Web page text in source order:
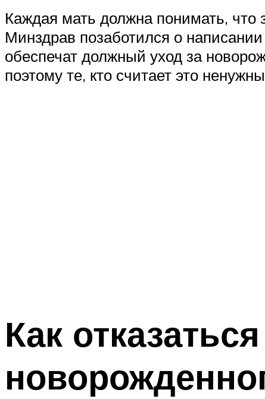
Каждая мать должна понимать, что
Минздрав позаботился о
обеспечат должный уход за
поэтому те, кто считает это
Как